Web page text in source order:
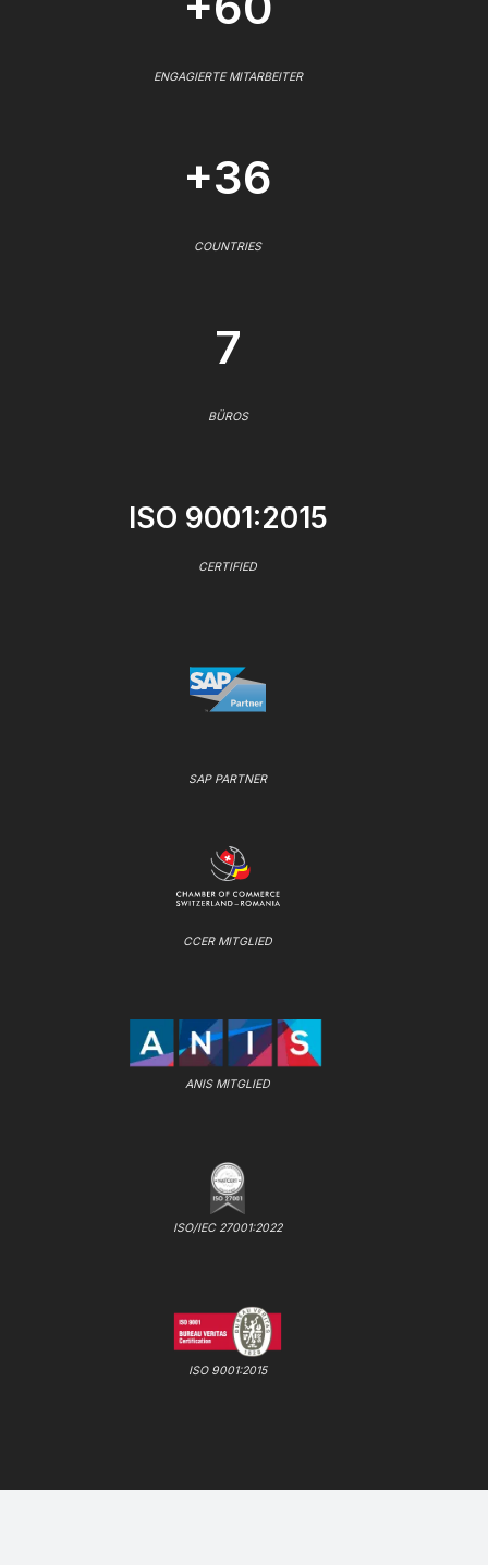
ENGAGIERTE MITARBEITER
+36
COUNTRIES
7
BÜROS
ISO 9001:2015
CERTIFIED
SAP PARTNER
CCER MITGLIED
ANIS MITGLIED
ISO/IEC 27001:2022
ISO 9001:2015